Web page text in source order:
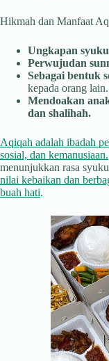
Hikmah dan Manfaat
Ungkapan
Perwujudan
Sebagai bentuk
kepada orang lain.
Mendoakan
dan shalihah.
Aqiqah adalah ibadah
sosial, dan kemanusiaan.
menunjukkan rasa
nilai kebaikan dan
buah hati.